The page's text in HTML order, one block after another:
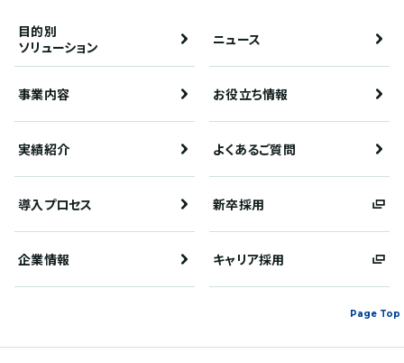
目的別
ソリューション
ニュース
事業内容 お役立ち情報
実績紹介 よくあるご質問
導入プロセス 新卒採用
企業情報 キャリア採用
Page Top